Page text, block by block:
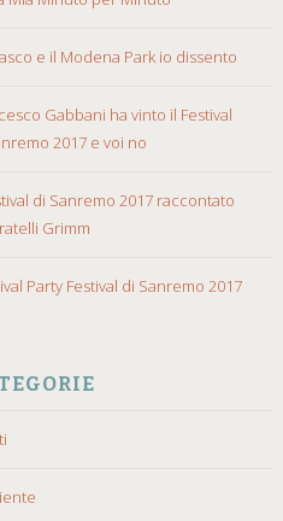
e il Modena Park io dissento
Gabbani ha vinto il Festival
2017 e voi no
di Sanremo 2017 raccontato
Grimm
Party Festival di Sanremo 2017